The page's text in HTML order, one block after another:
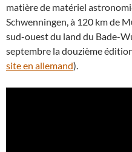
matière de matériel
Schwenningen, à 120 km de
sud-ouest du land du Bade-
septembre la douzième
site en allemand).